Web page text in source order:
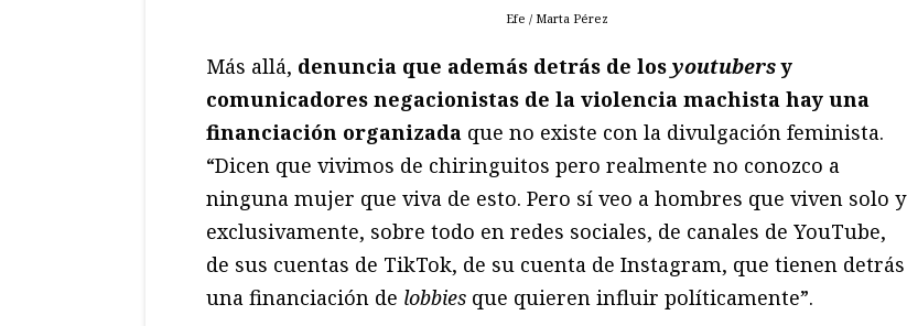
Efe / Marta Pérez
Más allá, denuncia que además detrás de los youtubersy
comunicadores negacionistas de la violencia machista hay una
financiación organizada que no existe con la divulgación feminista.
“Dicen que vivimos de chiringuitos pero realmente no conozco a
ninguna mujer que viva de esto. Pero sí veo a hombres que viven solo y
exclusivamente, sobre todo en redes sociales, de canales de YouTube,
de sus cuentas de TikTok, de su cuenta de Instagram, que tienen detrás
una financiación de lobbies que quieren influir políticamente”.